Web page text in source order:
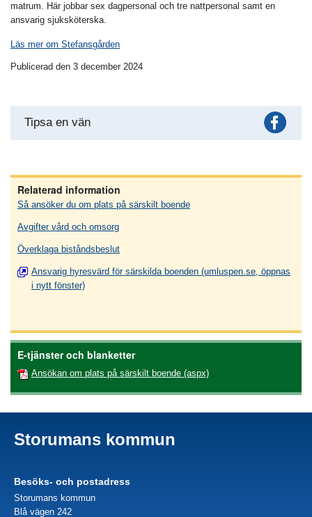
matrum. Här jobbar sex dagpersonal och tre nattpersonal samt en
ansvarig sjuksköterska.
Läs mer om Stefansgården
Publicerad den 3 december 2024
Tipsa en vän
Relaterad information
Så ansöker du om plats på särskilt boende
Avgifter vård och omsorg
Överklaga biståndsbeslut
Ansvarig hyresvärd för särskilda boenden (umluspen.se, öppnas
i nytt fönster)
E-tjänster och blanketter
Ansökan om plats på särskilt boende (aspx)
Storumans kommun
Besöks- och postadress
Storumans kommun
Blå vägen 242